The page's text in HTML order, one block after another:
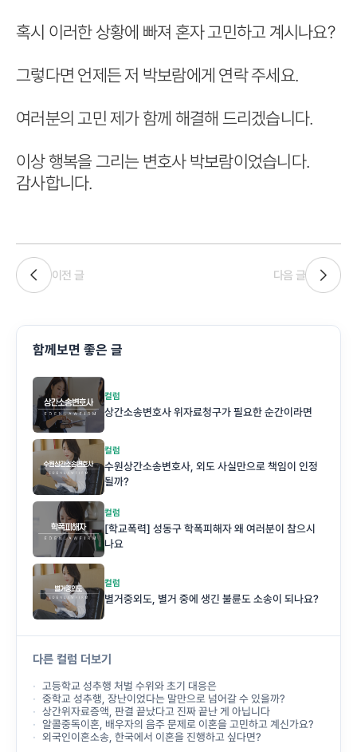
혹시 이러한 상황에 빠져 혼자 고민하고 계시나요?
그렇다면 언제든 저 박보람에게 연락 주세요.
여러분의 고민 제가 함께 해결해 드리겠습니다.
이상 행복을 그리는 변호사 박보람이었습니다.
감사합니다.
이전 글 다음 글
함께보면 좋은 글
컬럼
상간소송변호사 위자료청구가 필요한 순간이라면
컬럼
수원상간소송변호사, 외도 사실만으로 책임이 인정
될까?
컬럼
[학교폭력] 성동구 학폭피해자 왜 여러분이 참으시
나요
컬럼
별거중외도, 별거 중에 생긴 불륜도 소송이 되나요?
다른 컬럼 더보기
고등학교 성추행 처벌 수위와 초기 대응은
중학교 성추행, 장난이었다는 말만으로 넘어갈 수 있을까?
상간위자료증액, 판결 끝났다고 진짜 끝난 게 아닙니다
알콜중독이혼, 배우자의 음주 문제로 이혼을 고민하고 계신가요?
외국인이혼소송, 한국에서 이혼을 진행하고 싶다면?